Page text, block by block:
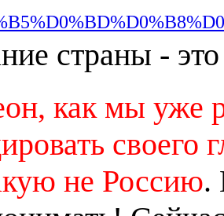
страны -
как мы уже
своего
не Россию.